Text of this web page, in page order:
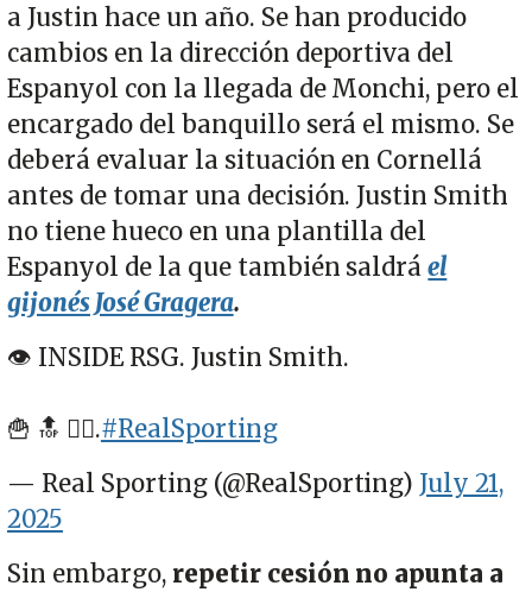
a Justin hace un año. Se han producido
cambios en la dirección deportiva del
Espanyol con la llegada de Monchi, pero el
encargado del banquillo será el mismo. Se
deberá evaluar la situación en Cornellá
antes de tomar una decisión. Justin Smith
no tiene hueco en una plantilla del
Espanyol de la que también saldráel
gijonés José Gragera.
👁 INSIDE RSG. Justin Smith.
🍟 🔝 👌🏻.#RealSporting
— Real Sporting (@RealSporting) July 21,
2025
Sin embargo,repetir cesión no apunta a